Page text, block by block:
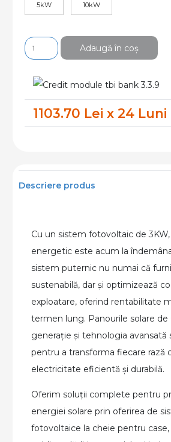
5kW 10kW
Cantitate
Sistem
Fotovoltaic
Monofazat
cu
Adaugă în coș
1103.70 Lei x 24 Luni
Descriere produs
Cu un sistem fotovoltaic de
energetic este acum la
sistem puternic nu numai că
sustenabilă, dar și optimizează
exploatare, oferind rentabilitate
termen lung. Panourile solare de
generație și tehnologia avansată
pentru a transforma fiecare rază
electricitate eficientă și durabilă.
Oferim soluții complete pentru
energiei solare prin oferirea de
fotovoltaice la cheie pentru